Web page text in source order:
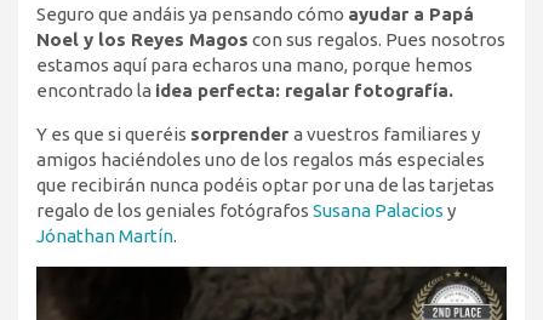
Seguro que andáis ya pensando cómo ayudar a Papá
Noel y los Reyes Magos con sus regalos. Pues nosotros
estamos aquí para echaros una mano, porque hemos
encontrado la idea perfecta: regalar fotografía.
Y es que si queréis sorprender a vuestros familiares y
amigos haciéndoles uno de los regalos más especiales
que recibirán nunca podéis optar por una de las tarjetas
regalo de los geniales fotógrafos Susana Palacios y
Jónathan Martín.